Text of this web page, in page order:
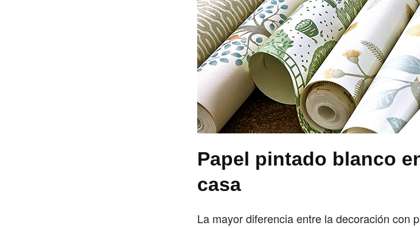
Papel pintado blanco
casa
La mayor diferencia entre la decoración con